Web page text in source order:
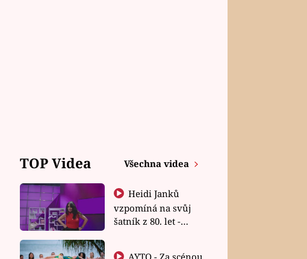
TOP Videa Všechna videa
Heidi Janků
vzpomíná na svůj
šatník z 80. let -